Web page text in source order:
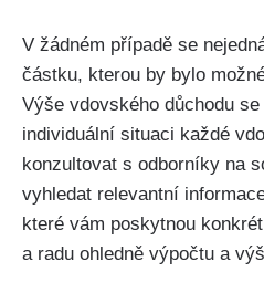
V žádném případě se
částku, kterou by bylo
Výše vdovského důchodu
individuální situaci každé
konzultovat s odborníky na
vyhledat relevantní
které vám poskytnou
a radu ohledně výpočtu a